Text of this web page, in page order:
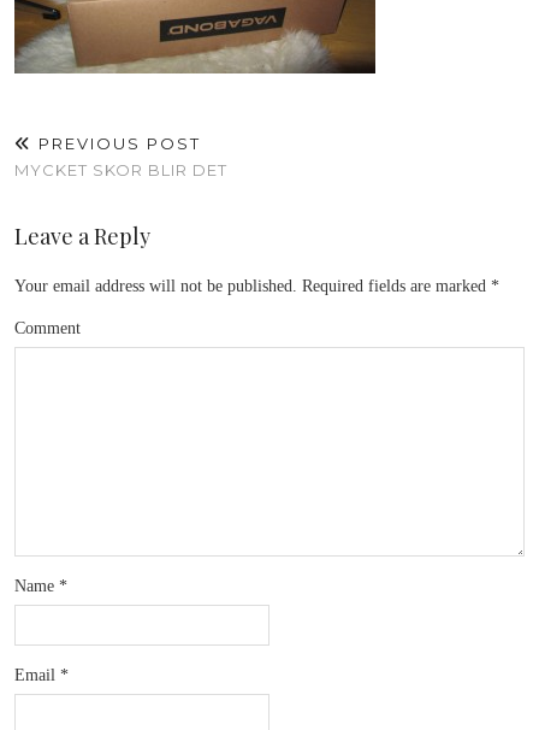
PREVIOUS POST
MYCKET SKOR BLIR DET
Leave a Reply
Your email address will not be published. Required fields are marked *
Comment
Name *
Email *